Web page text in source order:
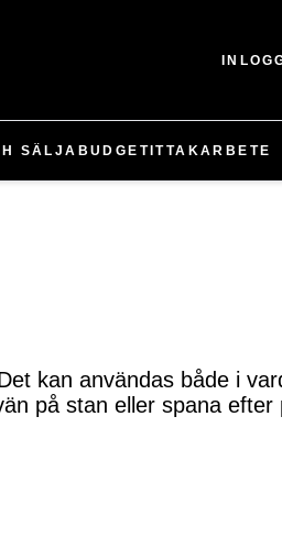
SÄLJA BUDGET ITTAKARBETE
kan användas både i
på stan eller spana efter